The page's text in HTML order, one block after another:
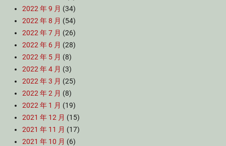
2022 年 9 月 (34)
2022 年 8 月 (54)
2022 年 7 月 (26)
2022 年 6 月 (28)
2022 年 5 月 (8)
2022 年 4 月 (3)
2022 年 3 月 (25)
2022 年 2 月 (8)
2022 年 1 月 (19)
2021 年 12 月 (15)
2021 年 11 月 (17)
2021 年 10 月 (6)